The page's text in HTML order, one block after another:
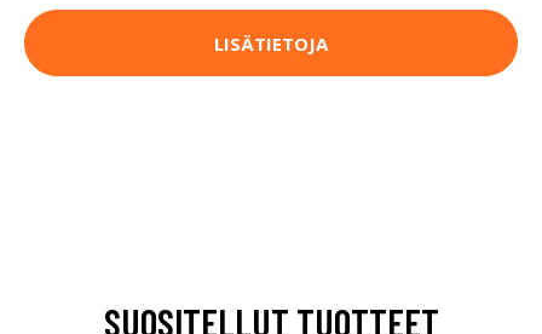
LISÄTIETOJA
SUOSITELLUT TUOTTEET